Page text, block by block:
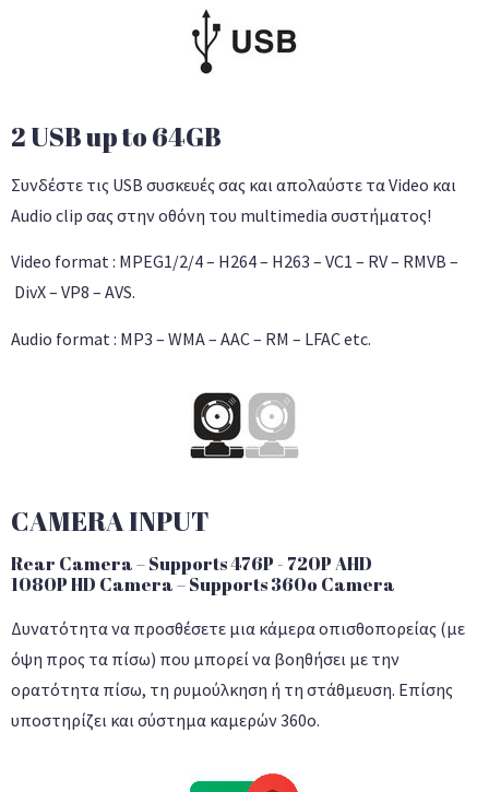
2 USB up to 64GB
Συνδέστε τις USB συσκευές σας και απολαύστε τα Video και
Audio clip σας στην οθόνη του multimedia συστήματος!
Video format : MPEG1/2/4 – H264 – H263 – VC1 – RV – RMVB –
DivX – VP8 – AVS.
Audio format : MP3 – WMA – AAC – RM – LFAC etc.
CAMERA INPUT
Rear Camera – Supports 476P - 720P AHD
1080P HD Camera – Supports 360o Camera
Δυνατότητα να προσθέσετε μια κάμερα οπισθοπορείας (με
όψη προς τα πίσω) που μπορεί να βοηθήσει με την
ορατότητα πίσω, τη ρυμούλκηση ή τη στάθμευση. Επίσης
υποστηρίζει και σύστημα καμερών 360ο.